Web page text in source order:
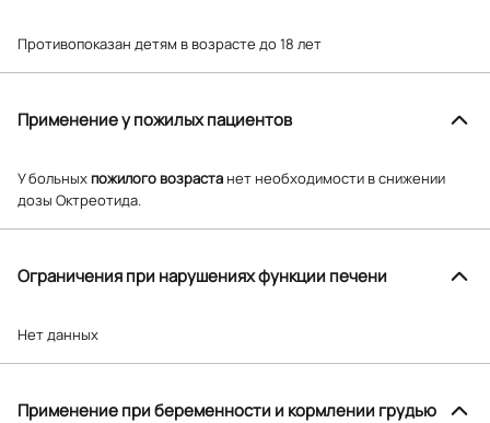
Противопоказан детям в возрасте до 18 лет
Применение у пожилых пациентов
У больных пожилого возраста нет необходимости в снижении
дозы Октреотида.
Ограничения при нарушениях функции печени
Нет данных
Применение при беременности и кормлении грудью